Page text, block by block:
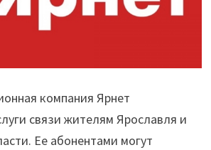
компания Ярнет
связи жителям Ярославля и
Ее абонентами могут